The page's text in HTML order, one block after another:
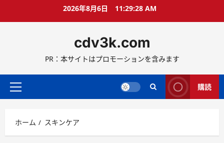
ス
ッ
2026年8月6日 11:29:29 AM
cdv3k.com
PR：本サイトはプロモーションを含みます
メ
メ
ニ
購読
ホーム スキンケア